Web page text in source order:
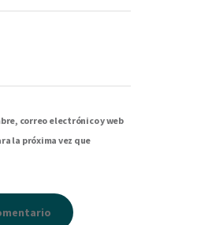
correo electrónico y web
la próxima vez que